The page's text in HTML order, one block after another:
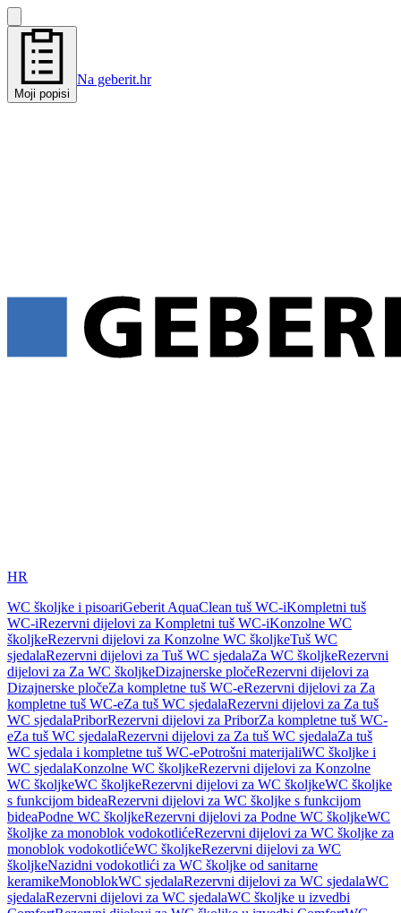
Moji popisi
Na geberit.hr
HR
WC školjke i pisoariGeberit AquaClean tuš WC-iKompletni tuš
WC-iRezervni dijelovi za Kompletni tuš WC-iKonzolne WC
školjkeRezervni dijelovi za Konzolne WC školjkeTuš WC
sjedalaRezervni dijelovi za Tuš WC sjedalaZa WC školjkeRezervni
dijelovi za Za WC školjkeDizajnerske pločeRezervni dijelovi za
Dizajnerske pločeZa kompletne tuš WC-eRezervni dijelovi za Za
kompletne tuš WC-eZa tuš WC sjedalaRezervni dijelovi za Za tuš
WC sjedalaPriborRezervni dijelovi za PriborZa kompletne tuš WC-
eZa tuš WC sjedalaRezervni dijelovi za Za tuš WC sjedalaZa tuš
WC sjedala i kompletne tuš WC-ePotrošni materijaliWC školjke i
WC sjedalaKonzolne WC školjkeRezervni dijelovi za Konzolne
WC školjkeWC školjkeRezervni dijelovi za WC školjkeWC školjke
s funkcijom bideaRezervni dijelovi za WC školjke s funkcijom
bideaPodne WC školjkeRezervni dijelovi za Podne WC školjkeWC
školjke za monoblok vodokotlićeRezervni dijelovi za WC školjke za
monoblok vodokotlićeWC školjkeRezervni dijelovi za WC
školjkeNazidni vodokotlići za WC školjke od sanitarne
keramikeMonoblokWC sjedalaRezervni dijelovi za WC sjedalaWC
sjedalaRezervni dijelovi za WC sjedalaWC školjke u izvedbi